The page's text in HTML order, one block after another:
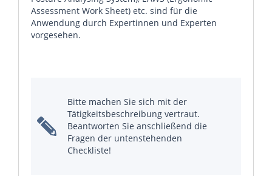
Assessment Work Sheet) etc. sind für die
Anwendung durch Expertinnen und Experten
vorgesehen.
Bitte machen Sie sich mit der
Tätigkeitsbeschreibung vertraut.
Beantworten Sie anschließend die
Fragen der untenstehenden
Checkliste!